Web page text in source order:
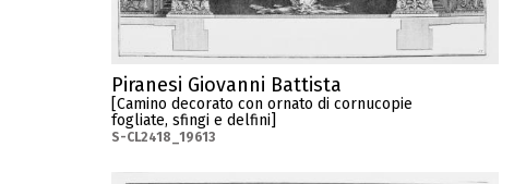
Piranesi Giovanni Battista
[Camino decorato con ornato di cornucopie
fogliate, sfingi e delfini]
S-CL2418_19613